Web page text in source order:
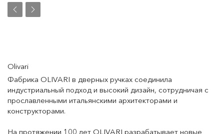
Olivari
Фабрика OLIVARI в дверных ручках соединила
индустриальный подход и высокий дизайн, сотрудничая с
прославленными итальянскими архитекторами и
конструкторами.
На протяжении 100 лет OLIVARI разрабатывает новые